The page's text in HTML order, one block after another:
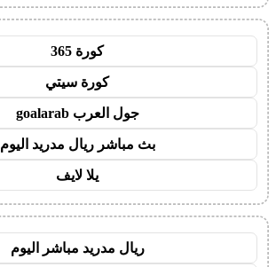
كورة 365
كورة سيتي
جول العرب goalarab
بث مباشر ريال مدريد اليوم
يلا لايف
ريال مدريد مباشر اليوم